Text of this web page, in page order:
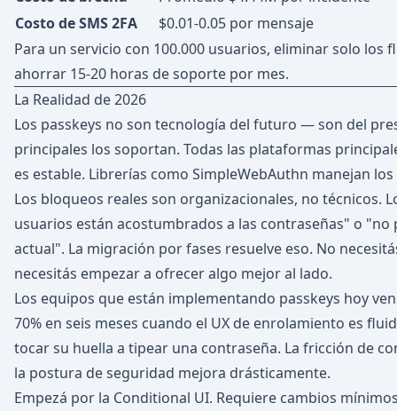
Costo de SMS 2FA
$0.01-0.05 por mensaje
Para un servicio con 100.000 usuarios, eliminar solo los
ahorrar 15-20 horas de soporte por mes.
La Realidad de 2026
Los passkeys no son tecnología del futuro — son del
principales los soportan. Todas las plataformas
es estable. Librerías como SimpleWebAuthn manejan
Los bloqueos reales son organizacionales, no técnicos.
usuarios están acostumbrados a las contraseñas" o
actual". La migración por fases resuelve eso. No
necesitás empezar a ofrecer algo mejor al lado.
Los equipos que están implementando passkeys hoy
70% en seis meses cuando el UX de enrolamiento es
tocar su huella a tipear una contraseña. La fricción de
la postura de seguridad mejora drásticamente.
Empezá por la Conditional UI. Requiere cambios